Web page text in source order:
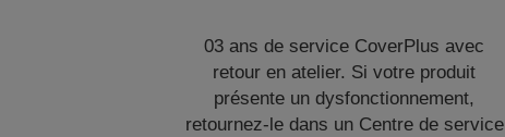
03 ans de service CoverPlus avec
retour en atelier. Si votre produit
présente un dysfonctionnement,
retournez-le dans un Centre de service